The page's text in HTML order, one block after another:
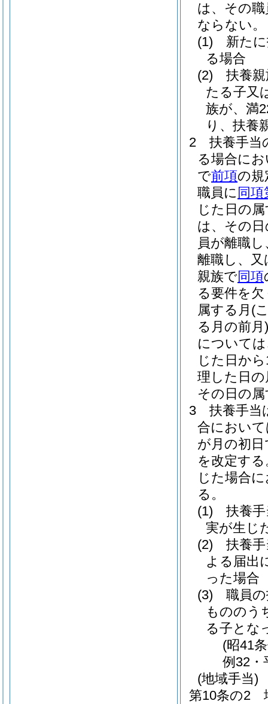
は、その
ならない。
(1)
新た
る場合
(2)
扶養
たる子又
族が、満
り、扶養
2
扶養手当
る場合に
で前項の規
職員に 同項
じた日の
は、その
員が離職
離職し、
親族で同項
る要件を
属する月 (
る月の前月)
について
じた日か
理した日
その日の
3
扶養手当
合におい
が月の初
を改定する
じた場合
る。
(1)
扶養
実が生じ
(2)
扶養
よる届出
った場合
(3)
職員
もののう
る子とな
(昭41
例32・
(地域手当)
第10条の2